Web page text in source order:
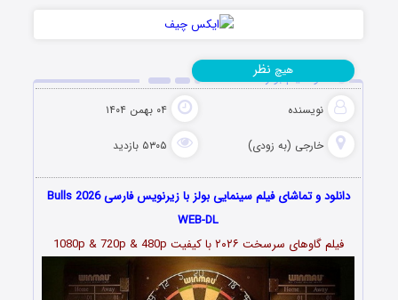
دانلود فیلم بولز Bulls 2026
نویسنده ۰۴ بهمن ۱۴۰۴
خارجی (به زودی) ۵۳۰۵ بازدید
هیچ نظر
دانلود و تماشای فیلم سینمایی بولز با زیرنویس فارسی Bulls 2026
WEB-DL
فیلم گاوهای سرسخت ۲۰۲۶ با کیفیت 1080p & 720p & 480p